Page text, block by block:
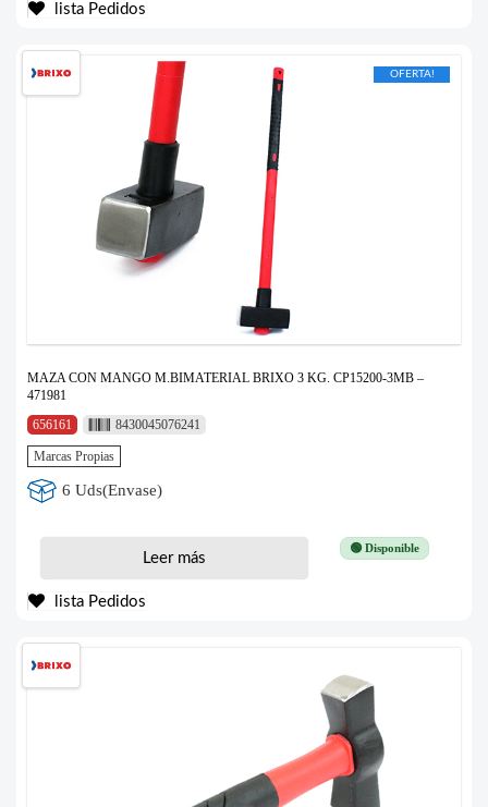
lista Pedidos
OFERTA!
MAZA CON MANGO M.BIMATERIAL BRIXO 3 KG. CP15200-3MB –
471981
656161
8430045076241
Marcas Propias
6 Uds(Envase)
🟢 Disponible
Leer más
lista Pedidos